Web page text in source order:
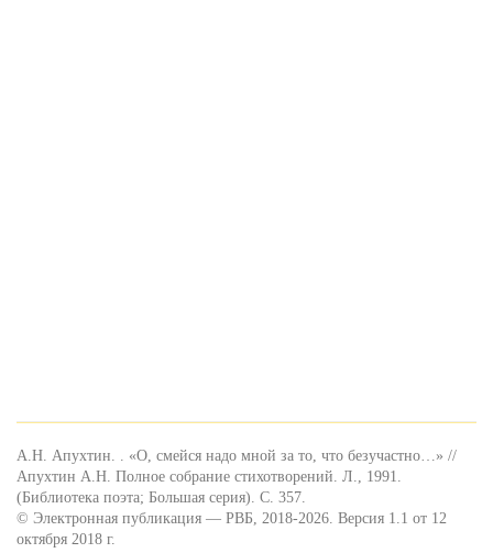
А.Н. Апухтин. . «О, смейся надо мной за то, что безучастно…» //
Апухтин А.Н. Полное собрание стихотворений. Л., 1991.
(Библиотека поэта; Большая серия). С. 357.
© Электронная публикация — РВБ, 2018-2026. Версия 1.1 от 12
октября 2018 г.